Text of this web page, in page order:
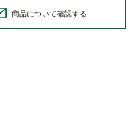
商品について確認する